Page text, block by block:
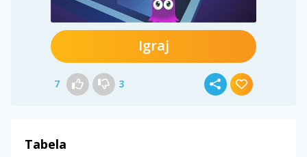
Igraj
7 3
Tabela